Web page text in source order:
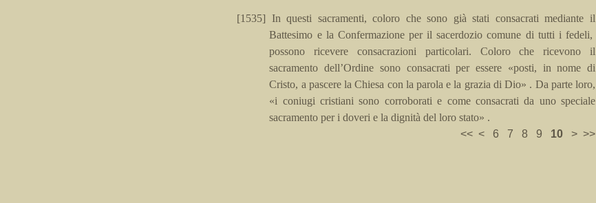
[1535] In questi sacramenti, coloro che sono già stati consacratimediante il
Battesimo e la Confermazione per il sacerdozio comune di tutti i fedeli,
possono ricevere consacrazioni particolari. Coloro che ricevono il
sacramento dell’Ordine sono consacratiper essere «posti, in nome di
Cristo, a pascere la Chiesa con la parola e la grazia di Dio» . Da parte loro,
«i coniugi cristiani sono corroborati e come consacratida uno speciale
sacramento per i doveri e la dignità del loro stato» .
<< < 6 7 8 9 10 > >>